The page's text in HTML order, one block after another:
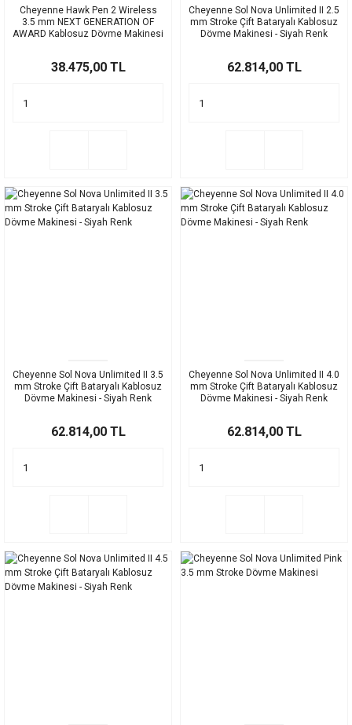
Cheyenne Hawk Pen 2 Wireless
3.5 mm NEXT GENERATION OF
AWARD Kablosuz Dövme Makinesi
38.475,00 TL
Cheyenne Sol Nova Unlimited II 2.5
mm Stroke Çift Bataryalı Kablosuz
Dövme Makinesi - Siyah Renk
62.814,00 TL
Cheyenne Sol Nova Unlimited II 3.5
mm Stroke Çift Bataryalı Kablosuz
Dövme Makinesi - Siyah Renk
62.814,00 TL
Cheyenne Sol Nova Unlimited II 4.0
mm Stroke Çift Bataryalı Kablosuz
Dövme Makinesi - Siyah Renk
62.814,00 TL